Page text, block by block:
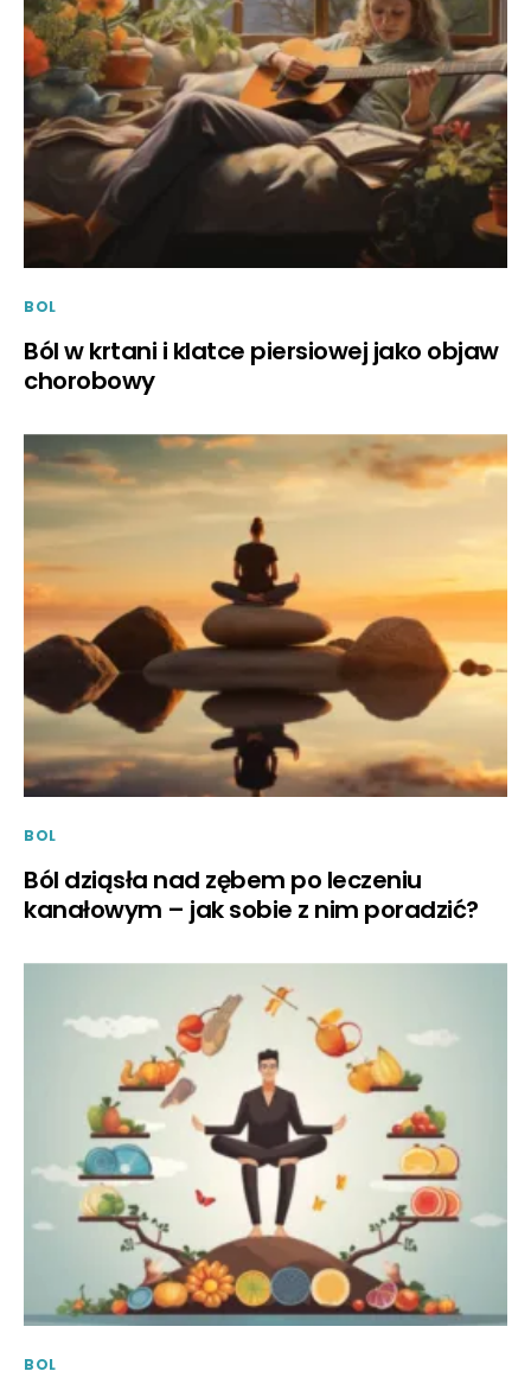
BOL
Ból w krtani i klatce piersiowej jako objaw
chorobowy
BOL
Ból dziąsła nad zębem po leczeniu
kanałowym – jak sobie z nim poradzić?
BOL